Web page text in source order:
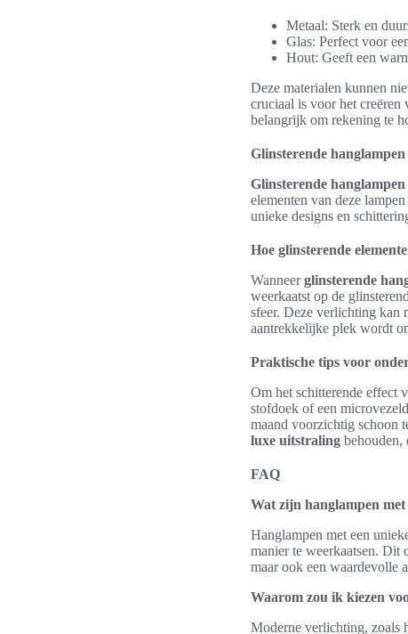
Metaal: Sterk en
Glas: Perfect voor
Hout: Geeft een
Deze materialen kunnen
cruciaal is voor het creëren
belangrijk om rekening te
Glinsterende
Glinsterende hanglampen
elementen van deze
unieke designs en
Hoe glinsterende
Wanneerglinsterende
weerkaatst op de
sfeer. Deze verlichting kan
aantrekkelijke plek wordt
Praktische tips voor
Om het schitterende effect
stofdoek of een
maand voorzichtig schoon
luxe uitstraling behouden,
FAQ
Wat zijn hanglampen
Hanglampen met een
manier te weerkaatsen. Dit
maar ook een waardevolle
Waarom zou ik kiezen
Moderne verlichting, zoals